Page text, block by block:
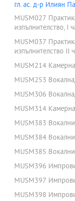
гл. ас. д-р Илиян
MUSM027
изпълнителство, I
MUSM037
изпълнителство II
MUSM214
MUSM253
MUSM306
MUSM314 Камерна
MUSM383
MUSM384
MUSM385
MUSM396
MUSM397
MUSM398